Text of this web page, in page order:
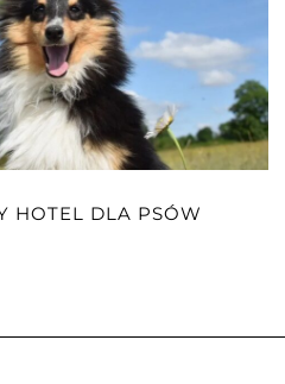
HOTEL DLA PSÓW